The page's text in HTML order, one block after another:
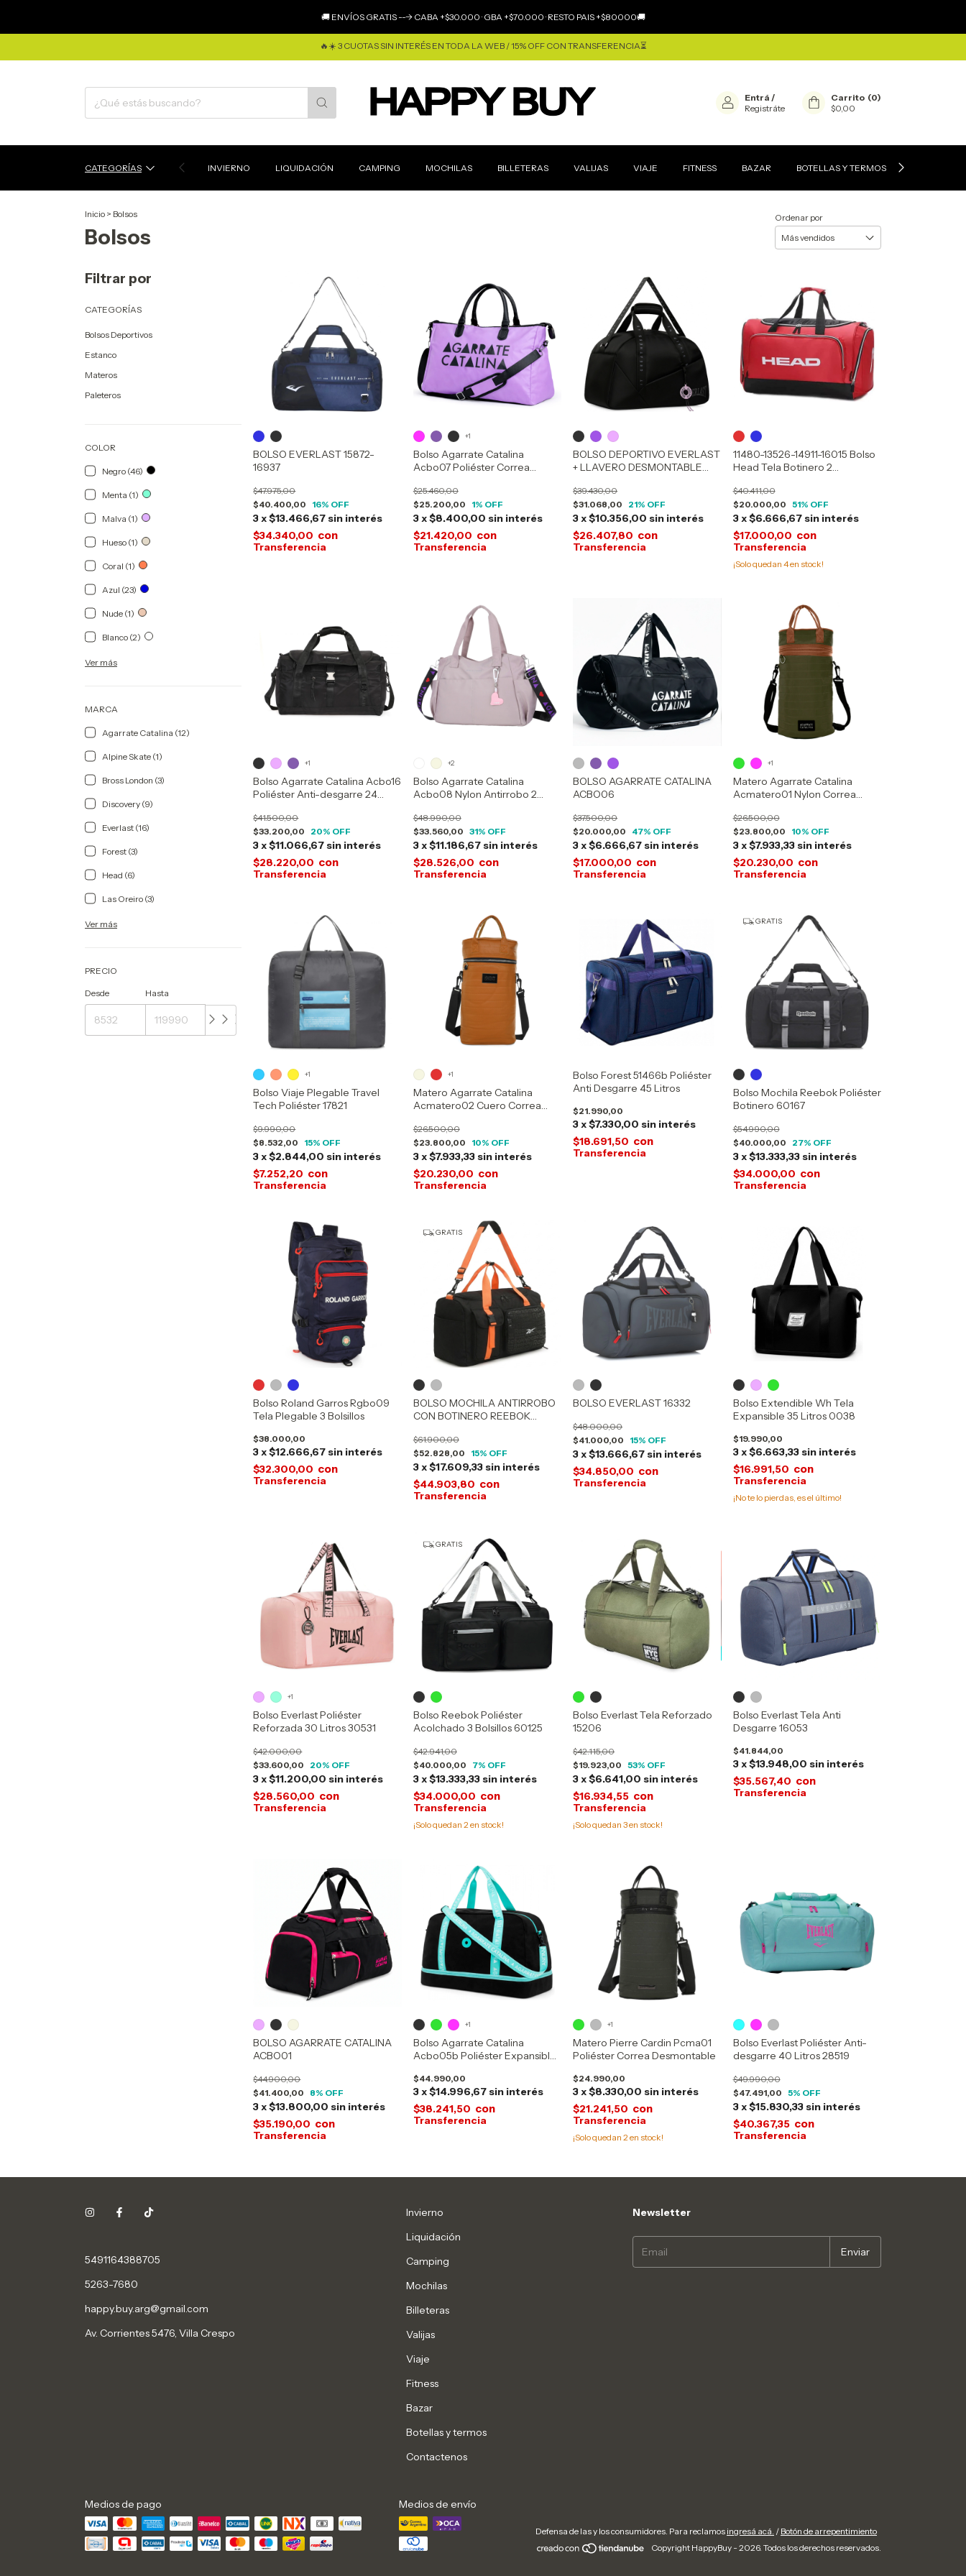
🚚 ENVÍOS GRATIS ---> CABA +$30.000 · GBA +$70.000 · RESTO PAIS +$80000🚚
🔥☀️ 3 CUOTAS SIN INTERÉS EN TODA LA WEB / 15% OFF CON TRANSFERENCIA⏳
Entrá /
Registráte
Carrito (0)
$0,00
CATEGORÍAS INVIERNO LIQUIDACIÓN CAMPING MOCHILAS BILLETERAS VALIJAS VIAJE FITNESS BAZAR BOTELLAS Y TERMOS
Inicio > Bolsos
Bolsos
Ordenar por
Filtrar por
CATEGORÍAS
Bolsos Deportivos
Estanco
Materos
Paleteros
COLOR
Negro (46)
Menta (1)
Malva (1)
Hueso (1)
Coral (1)
Azul (23)
Nude (1)
Blanco (2)
Ver más
MARCA
Agarrate Catalina (12)
Alpine Skate (1)
Bross London (3)
Discovery (9)
Everlast (16)
Forest (3)
Head (6)
Las Oreiro (3)
Ver más
PRECIO
Desde Hasta
BOLSO EVERLAST 15872-
16937
$40.400,00
$47.975,00
16% OFF
3x$13.466,67 sin interés
$34.340,00 con
Bolso Agarrate Catalina
Acbo07 Poliéster Correa
$25.200,00
$25.460,00
1% OFF
3x$8.400,00 sin interés
$21.420,00 con
+1
BOLSO DEPORTIVO EVERLAST
+ LLAVERO DESMONTABLE
$31.068,00
$39.430,00
21% OFF
3x$10.356,00 sin interés
$26.407,80 con
11480-13526-14911-16015 Bolso
Head Tela Botinero 2
$20.000,00
$40.411,00
51% OFF
3x$6.666,67 sin interés
$17.000,00 con
¡Solo quedan 4en stock!
Bolso Agarrate Catalina Acbo16
Poliéster Anti-desgarre 24
$33.200,00
$41.500,00
20% OFF
3x$11.066,67 sin interés
$28.220,00 con
+1
Bolso Agarrate Catalina
Acbo08 Nylon Antirrobo 2
$33.560,00
$48.990,00
31% OFF
3x$11.186,67 sin interés
$28.526,00 con
+2
BOLSO AGARRATE CATALINA
ACBO06
$20.000,00
$37.500,00
47% OFF
3x$6.666,67 sin interés
$17.000,00 con
Matero Agarrate Catalina
Acmatero01 Nylon Correa
$23.800,00
$26.500,00
10% OFF
3x$7.933,33 sin interés
$20.230,00 con
+1
Bolso Viaje Plegable Travel
Tech Poliéster 17821
$8.532,00
$9.990,00
15% OFF
3x$2.844,00 sin interés
$7.252,20 con
+1
Matero Agarrate Catalina
Acmatero02 Cuero Correa
$23.800,00
$26.500,00
10% OFF
3x$7.933,33 sin interés
$20.230,00 con
+1
Bolso Forest 51466b Poliéster
Anti Desgarre 45 Litros
$21.990,00
3x$7.330,00 sin interés
$18.691,50 con
GRATIS
Bolso Mochila Reebok Poliéster
Botinero 60167
$40.000,00
$54.990,00
27% OFF
3x$13.333,33 sin interés
$34.000,00 con
Bolso Roland Garros Rgbo09
Tela Plegable 3 Bolsillos
$38.000,00
3x$12.666,67 sin interés
$32.300,00 con
GRATIS
BOLSO MOCHILA ANTIRROBO
CON BOTINERO REEBOK
$52.828,00
$61.900,00
15% OFF
3x$17.609,33 sin interés
$44.903,80 con
BOLSO EVERLAST 16332
$41.000,00
$48.000,00
15% OFF
3x$13.666,67 sin interés
$34.850,00 con
Bolso Extendible Wh Tela
Expansible 35 Litros 0038
$19.990,00
3x$6.663,33 sin interés
$16.991,50 con
¡No te lo pierdas, es el último!
Bolso Everlast Poliéster
Reforzada 30 Litros 30531
$33.600,00
$42.000,00
20% OFF
3x$11.200,00 sin interés
$28.560,00 con
+1
GRATIS
Bolso Reebok Poliéster
Acolchado 3 Bolsillos 60125
$40.000,00
$42.941,00
7% OFF
3x$13.333,33 sin interés
$34.000,00 con
¡Solo quedan 2en stock!
Bolso Everlast Tela Reforzado
15206
$19.923,00
$42.115,00
53% OFF
3x$6.641,00 sin interés
$16.934,55 con
¡Solo quedan3en stock!
Bolso Everlast Tela Anti
Desgarre 16053
$41.844,00
3x$13.948,00 sin interés
$35.567,40 con
BOLSO AGARRATE CATALINA
ACBO01
$41.400,00
$44.900,00
8% OFF
3x$13.800,00 sin interés
$35.190,00 con
Bolso Agarrate Catalina
Acbo05b Poliéster Expansible
$44.990,00
3x$14.996,67 sin interés
$38.241,50 con
+1
Matero Pierre Cardin Pcma01
Poliéster Correa Desmontable
$24.990,00
3x$8.330,00 sin interés
$21.241,50 con
¡Solo quedan2 en stock!
+1
Bolso Everlast Poliéster Anti-
desgarre 40 Litros 28519
$47.491,00
$49.990,00
5% OFF
3x$15.830,33 sin interés
$40.367,35 con
5491164388705
5263-7680
happy.buy.arg@gmail.com
Av. Corrientes 5476, Villa Crespo
Invierno
Liquidación
Camping
Mochilas
Billeteras
Valijas
Viaje
Fitness
Bazar
Botellas y termos
Contactenos
Newsletter
Medios de pago Medios de envío
Defensa de las y los consumidores. Para reclamos ingresá acá. / Botón de arrepentimiento
Copyright HappyBuy - 2026. Todos los derechos reservados.